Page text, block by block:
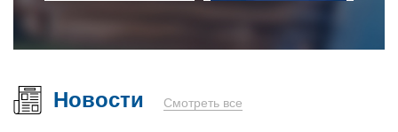
Новости Смотреть все